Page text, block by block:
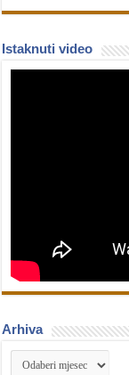
Istaknuti video
Arhiva
Arhiva